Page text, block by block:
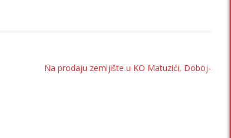
Na prodaju zemljište u KO Matuzići, Doboj-